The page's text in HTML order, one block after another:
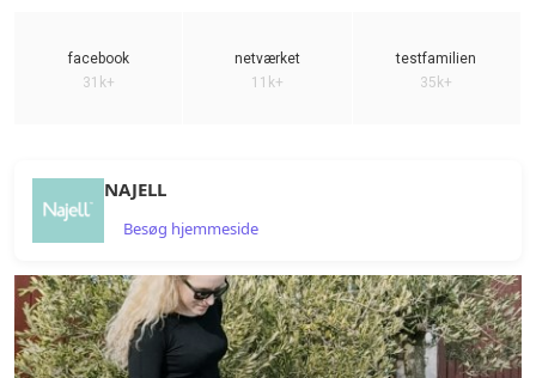
facebook
31k+
netværket
11k+
testfamilien
35k+
NAJELL
Besøg hjemmeside